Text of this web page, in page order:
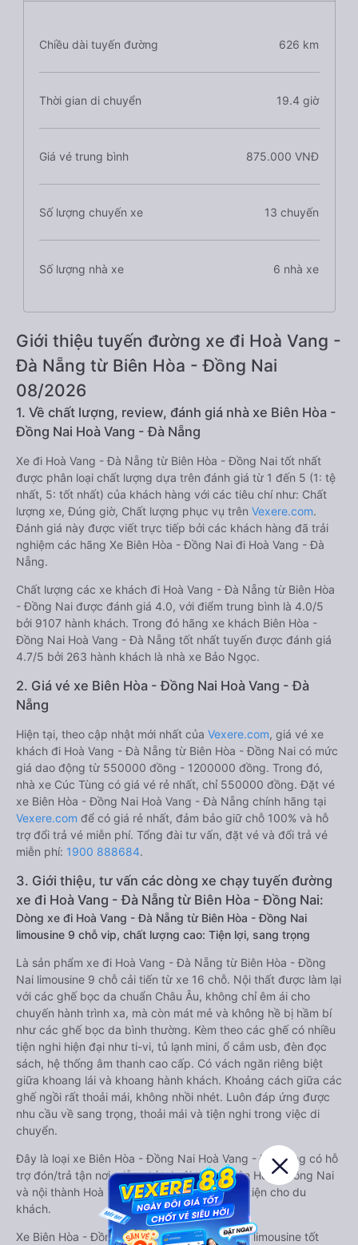
Chiều dài tuyến đường 626 km
Thời gian di chuyển 19.4 giờ
Giá vé trung bình 875.000 VNĐ
Số lượng chuyến xe 13 chuyến
Số lượng nhà xe 6 nhà xe
Giới thiệu tuyến đường xe đi Hoà Vang -
Đà Nẵng từ Biên Hòa - Đồng Nai
08/2026
1. Về chất lượng, review, đánh giá nhà xe Biên Hòa -
Đồng Nai Hoà Vang - Đà Nẵng
Xe đi Hoà Vang - Đà Nẵng từ Biên Hòa - Đồng Nai tốt nhất
được phân loại chất lượng dựa trên đánh giá từ 1 đến 5 (1: tệ
nhất, 5: tốt nhất) của khách hàng với các tiêu chí như: Chất
lượng xe, Đúng giờ, Chất lượng phục vụ trên Vexere.com.
Đánh giá này được viết trực tiếp bởi các khách hàng đã trải
nghiệm các hãng Xe Biên Hòa - Đồng Nai đi Hoà Vang - Đà
Nẵng.
Chất lượng các xe khách đi Hoà Vang - Đà Nẵng từ Biên Hòa
- Đồng Nai được đánh giá 4.0, với điểm trung bình là 4.0/5
bởi 9107 hành khách. Trong đó hãng xe khách Biên Hòa -
Đồng Nai Hoà Vang - Đà Nẵng tốt nhất tuyến được đánh giá
4.7/5 bởi 263 hành khách là nhà xe Bảo Ngọc.
2. Giá vé xe Biên Hòa - Đồng Nai Hoà Vang - Đà
Nẵng
Hiện tại, theo cập nhật mới nhất của Vexere.com, giá vé xe
khách đi Hoà Vang - Đà Nẵng từ Biên Hòa - Đồng Nai có mức
giá dao động từ 550000 đồng - 1200000 đồng. Trong đó,
nhà xe Cúc Tùng có giá vé rẻ nhất, chỉ 550000 đồng. Đặt vé
xe Biên Hòa - Đồng Nai Hoà Vang - Đà Nẵng chính hãng tại
Vexere.com để có giá rẻ nhất, đảm bảo giữ chỗ 100% và hỗ
trợ đổi trả vé miễn phí. Tổng đài tư vấn, đặt vé và đổi trả vé
miễn phí: 1900 888684.
3. Giới thiệu, tư vấn các dòng xe chạy tuyến đường
xe đi Hoà Vang - Đà Nẵng từ Biên Hòa - Đồng Nai:
Dòng xe đi Hoà Vang - Đà Nẵng từ Biên Hòa - Đồng Nai
limousine 9 chỗ vip, chất lượng cao: Tiện lợi, sang trọng
Là sản phẩm xe đi Hoà Vang - Đà Nẵng từ Biên Hòa - Đồng
Nai limousine 9 chỗ cải tiến từ xe 16 chỗ. Nội thất được làm lại
với các ghế bọc da chuẩn Châu Âu, không chỉ êm ái cho
chuyến hành trình xa, mà còn mát mẻ và không hề bị hầm bí
như các ghế bọc da bình thường. Kèm theo các ghế có nhiều
tiện nghi hiện đại như ti-vi, tủ lạnh mini, ổ cắm usb, đèn đọc
sách, hệ thống âm thanh cao cấp. Có vách ngăn riêng biệt
giữa khoang lái và khoang hành khách. Khoảng cách giữa các
ghế ngồi rất thoải mái, không nhồi nhét. Luôn đáp ứng được
nhu cầu về sang trọng, thoải mái và tiện nghi trong việc di
chuyển.
Đây là loại xe Biên Hòa - Đồng Nai Hoà Vang - Đà Nẵng có hỗ
trợ đón/trả tận nơi miễn phí tại nội thành Biên Hòa - Đồng Nai
và nội thành Hoà Vang - Đà Nẵng, rất thuận tiện cho du
khách.
Xe Biên Hòa - Đồng Nai Hoà Vang - Đà Nẵng limousine tốt